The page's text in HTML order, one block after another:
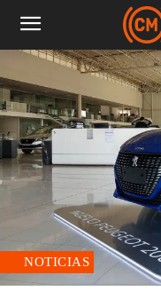
NOTICIAS